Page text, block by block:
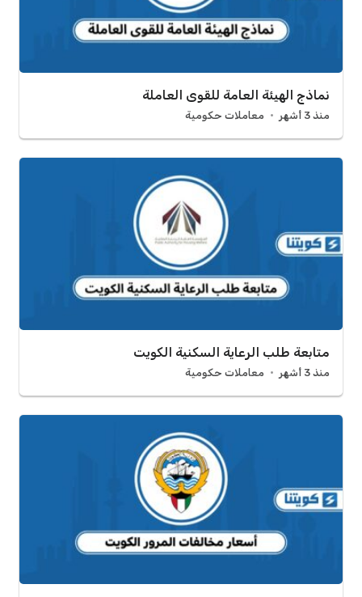
نماذج الهيئة العامة للقوى العاملة
منذ 3 أشهر معاملات حكومية
متابعة طلب الرعاية السكنية الكويت
منذ 3 أشهر معاملات حكومية